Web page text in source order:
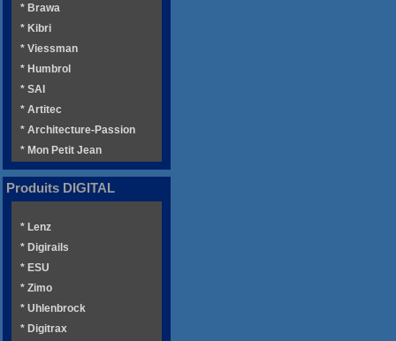
* Brawa
* Kibri
* Viessman
* Humbrol
* SAI
* Artitec
* Architecture-Passion
* Mon Petit Jean
Produits DIGITAL
* Lenz
* Digirails
* ESU
* Zimo
* Uhlenbrock
* Digitrax